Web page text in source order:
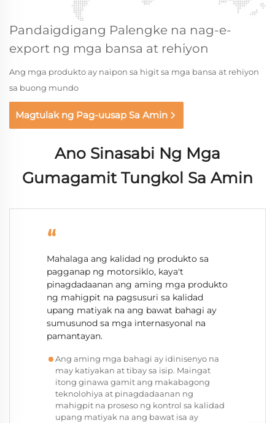
Pandaigdigang Palengke na nag-e-
export ng mga bansa at rehiyon
Ang mga produkto ay naipon sa higit sa mga bansa at rehiyon
sa buong mundo
Magtulak ng Pag-uusap Sa Amin
Ano Sinasabi Ng Mga
Gumagamit Tungkol Sa Amin
“
Mahalaga ang kalidad ng produkto sa
pagganap ng motorsiklo, kaya't
pinagdadaanan ang aming mga produkto
ng mahigpit na pagsusuri sa kalidad
upang matiyak na ang bawat bahagi ay
sumusunod sa mga internasyonal na
pamantayan.
Ang aming mga bahagi ay idinisenyo na
may katiyakan at tibay sa isip. Maingat
itong ginawa gamit ang makabagong
teknolohiya at pinagdadaanan ng
mahigpit na proseso ng kontrol sa kalidad
upang matiyak na ang bawat isa ay